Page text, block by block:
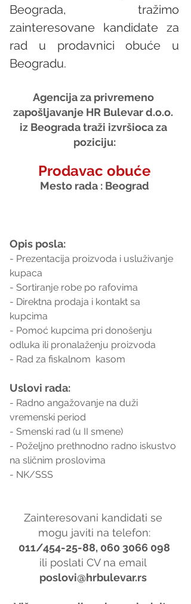
Beograda, tražimo
zainteresovane kandidate za
rad u prodavnici obuće u
Beogradu.
Agencija za privremeno
zapošljavanje HR Bulevar d.o.o.
iz Beograda traži izvršioca za
poziciju:
Prodavac obuće
Mesto rada : Beograd
Opis posla:
- Prezentacija proizvoda i usluživanje
kupaca
- Sortiranje robe po rafovima
- Direktna prodaja i kontakt sa
kupcima
- Pomoć kupcima pri donošenju
odluka ili pronalaženju proizvoda
- Rad za fiskalnom  kasom
Uslovi rada:
- Radno angažovanje na duži
vremenski period
- Smenski rad (u II smene)
- Poželjno prethnodno radno iskustvo
na sličnim proslovima
- NK/SSS
Zainteresovani kandidati se
mogu javiti na telefon:
011/454-25-88, 060 3066 098
ili poslati CV na email
poslovi@hrbulevar.rs